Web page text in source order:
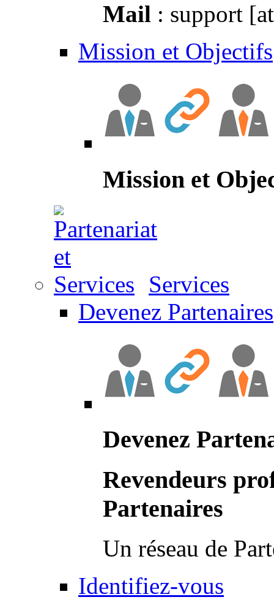
Mail : support
Mission et Objectifs
Mission et
Services
Devenez Partenaires
Devenez
Revendeurs
Partenaires
Un réseau de
Identifiez-vous